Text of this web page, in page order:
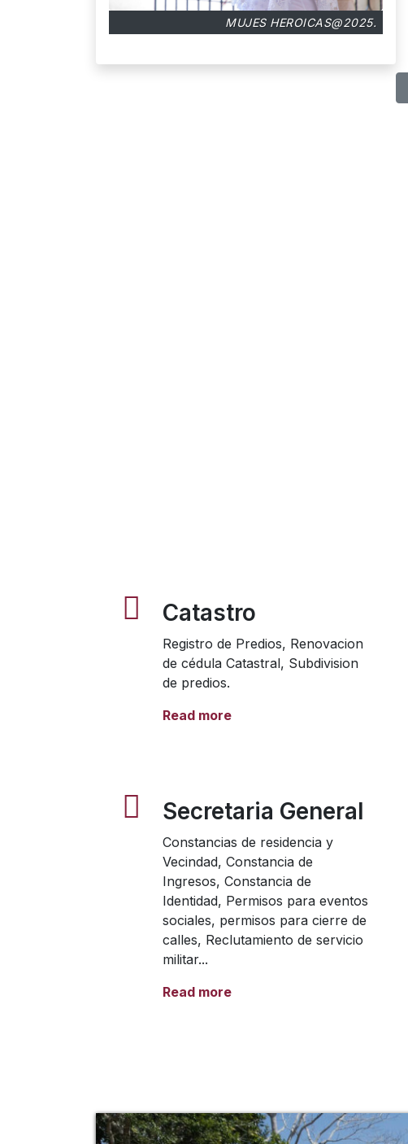
MUJES HEROICAS@2025.
Catastro
Registro de Predios, Renovacion
de cédula Catastral, Subdivision
de predios.
Read more
Secretaria General
Constancias de residencia y
Vecindad, Constancia de
Ingresos, Constancia de
Identidad, Permisos para eventos
sociales, permisos para cierre de
calles, Reclutamiento de servicio
militar...
Read more